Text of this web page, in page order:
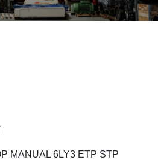
MANUAL 6LY3 ETP STP